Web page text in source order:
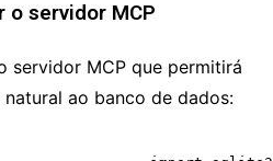
o servidor MCP
servidor MCP que permitirá
ao banco de dados: